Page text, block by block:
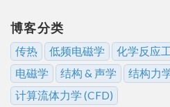
博客分类
传热 低频电磁学 化学反应
电磁学
结构 & 声学 结构力
计算流体力学 (CFD)